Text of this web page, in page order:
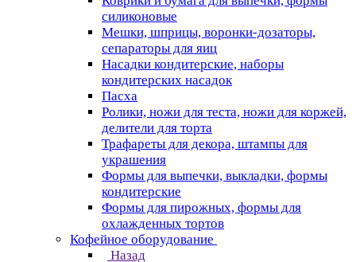
силиконовые
Мешки, шприцы, воронки-дозаторы,
сепараторы для яиц
Насадки кондитерские, наборы
кондитерских насадок
Пасха
Ролики, ножи для теста, ножи для коржей,
делители для торта
Трафареты для декора, штампы для
украшения
Формы для выпечки, выкладки, формы
кондитерские
Формы для пирожных, формы для
охлажденных тортов
Кофейное оборудование
Назад